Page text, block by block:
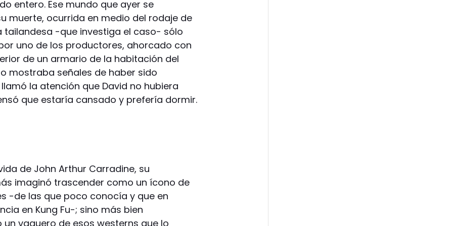
entero. Ese mundo que ayer se
muerte, ocurrida en medio del rodaje de
tailandesa -que investiga el caso- sólo
uno de los productores, ahorcado con
de un armario de la habitación del
mostraba señales de haber sido
la atención que David no hubiera
que estaría cansado y prefería dormir.
de John Arthur Carradine, su
imaginó trascender como un ícono de
-de las que poco conocía y que en
en Kung Fu-; sino más bien
vaquero de esos westerns que lo